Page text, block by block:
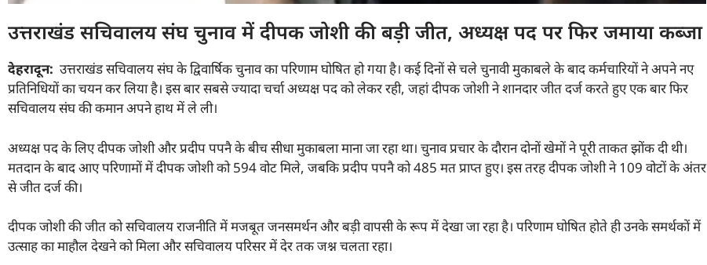
उत्तराखंड सचिवालय संघ चुनाव में दीपक जोशी की बड़ी जीत, अध्यक्ष पद पर फिर जमाया कब्जा
देहरादून: उत्तराखंड सचिवालय संघ के द्विवार्षिक चुनाव का परिणाम घोषित हो गया है। कई दिनों से चले चुनावी मुकाबले के बाद कर्मचारियों ने अपने नए
प्रतिनिधियों का चयन कर लिया है। इस बार सबसे ज्यादा चर्चा अध्यक्ष पद को लेकर रही, जहां दीपक जोशी ने शानदार जीत दर्ज करते हुए एक बार फिर
सचिवालय संघ की कमान अपने हाथ में ले ली।
अध्यक्ष पद के लिए दीपक जोशी और प्रदीप पपनै के बीच सीधा मुकाबला माना जा रहा था। चुनाव प्रचार के दौरान दोनों खेमों ने पूरी ताकत झोंक दी थी।
मतदान के बाद आए परिणामों में दीपक जोशी को 594 वोट मिले, जबकि प्रदीप पपनै को 485 मत प्राप्त हुए। इस तरह दीपक जोशी ने 109 वोटों के अंतर
से जीत दर्ज की।
दीपक जोशी की जीत को सचिवालय राजनीति में मजबूत जनसमर्थन और बड़ी वापसी के रूप में देखा जा रहा है। परिणाम घोषित होते ही उनके समर्थकों में
उत्साह का माहौल देखने को मिला और सचिवालय परिसर में देर तक जश्न चलता रहा।